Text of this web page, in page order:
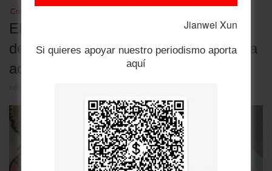
Combustibles
El exministro de Hidrocarburos es
detenido por la distribución de gasolina
adulterada
Jianwei Xun
Si quieres apoyar nuestro periodismo aporta
aquí